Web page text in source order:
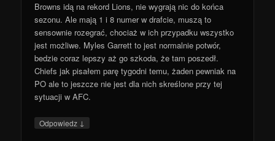
Browns idą na rekord Lions, nie wygrają nic do końca
sezonu. Ale mają 1 i 8 numer w drafcie, muszą to
sensownie rozegrać, chociaż w ich przypadku wszystko
jest możliwe. Myles Garrett to jest normalnie potwór,
bedzie coraz lepszy aż go szkoda, że tam poszedł.
Chiefs jak pisałem parę tygodni temu, żaden pewniak na
PO ale to jeszcze nie jest dla nich skreślone przy tej
sytuacji w AFC.
Odpowiedz ↓